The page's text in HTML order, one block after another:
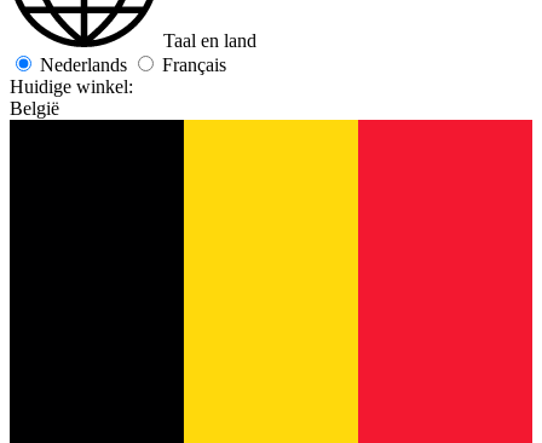
Taal en land
Nederlands
Français
Huidige winkel:
België